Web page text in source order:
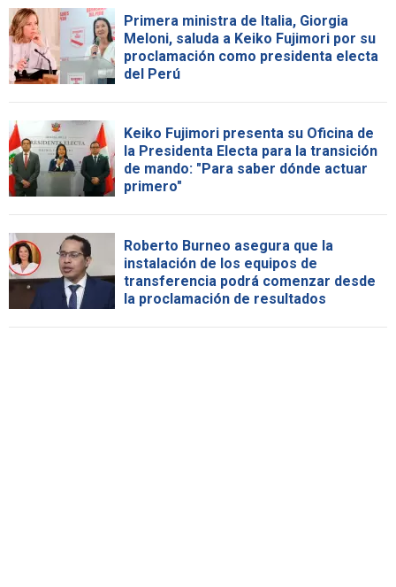
Primera ministra de Italia, Giorgia
Meloni, saluda a Keiko Fujimori por su
proclamación como presidenta electa
del Perú
Keiko Fujimori presenta su Oficina de
la Presidenta Electa para la transición
de mando: "Para saber dónde actuar
primero"
Roberto Burneo asegura que la
instalación de los equipos de
transferencia podrá comenzar desde
la proclamación de resultados